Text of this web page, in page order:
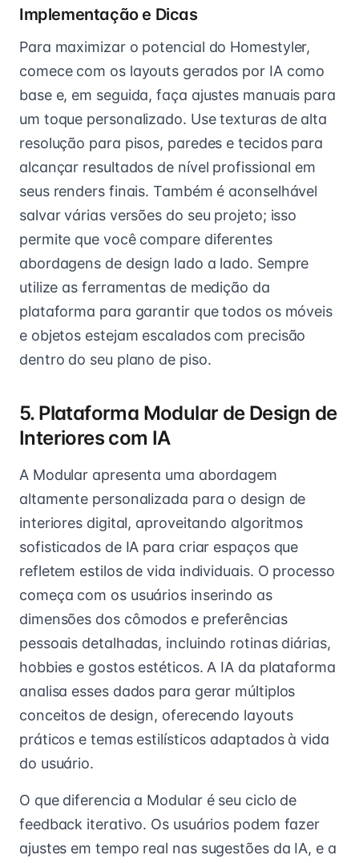
Implementação e Dicas
Para maximizar o potencial do Homestyler,
comece com os layouts gerados por IA como
base e, em seguida, faça ajustes manuais para
um toque personalizado. Use texturas de alta
resolução para pisos, paredes e tecidos para
alcançar resultados de nível profissional em
seus renders finais. Também é aconselhável
salvar várias versões do seu projeto; isso
permite que você compare diferentes
abordagens de design lado a lado. Sempre
utilize as ferramentas de medição da
plataforma para garantir que todos os móveis
e objetos estejam escalados com precisão
dentro do seu plano de piso.
5. Plataforma Modular de Design de
Interiores com IA
A Modular apresenta uma abordagem
altamente personalizada para o design de
interiores digital, aproveitando algoritmos
sofisticados de IA para criar espaços que
refletem estilos de vida individuais. O processo
começa com os usuários inserindo as
dimensões dos cômodos e preferências
pessoais detalhadas, incluindo rotinas diárias,
hobbies e gostos estéticos. A IA da plataforma
analisa esses dados para gerar múltiplos
conceitos de design, oferecendo layouts
práticos e temas estilísticos adaptados à vida
do usuário.
O que diferencia a Modular é seu ciclo de
feedback iterativo. Os usuários podem fazer
ajustes em tempo real nas sugestões da IA, e a